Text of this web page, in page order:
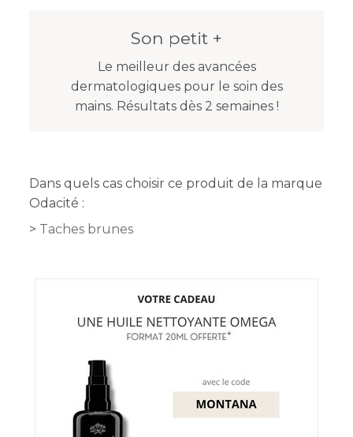
Son petit +
Le meilleur des avancées
dermatologiques pour le soin des
mains. Résultats dès 2 semaines !
Dans quels cas choisir ce produit de la marque
Odacité :
Taches brunes